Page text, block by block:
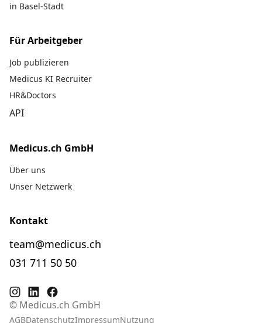
in Basel-Stadt
Für Arbeitgeber
Job publizieren
Medicus KI Recruiter
HR&Doctors
API
Medicus.ch GmbH
Über uns
Unser Netzwerk
Kontakt
team@medicus.ch
031 711 50 50
© Medicus.ch GmbH
AGBDatenschutzImpressumNutzung